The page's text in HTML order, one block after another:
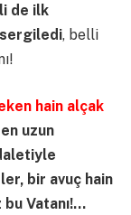
de ilk
sergiledi, belli
hain alçak
uzun
bir avuç hain
Vatanı!…